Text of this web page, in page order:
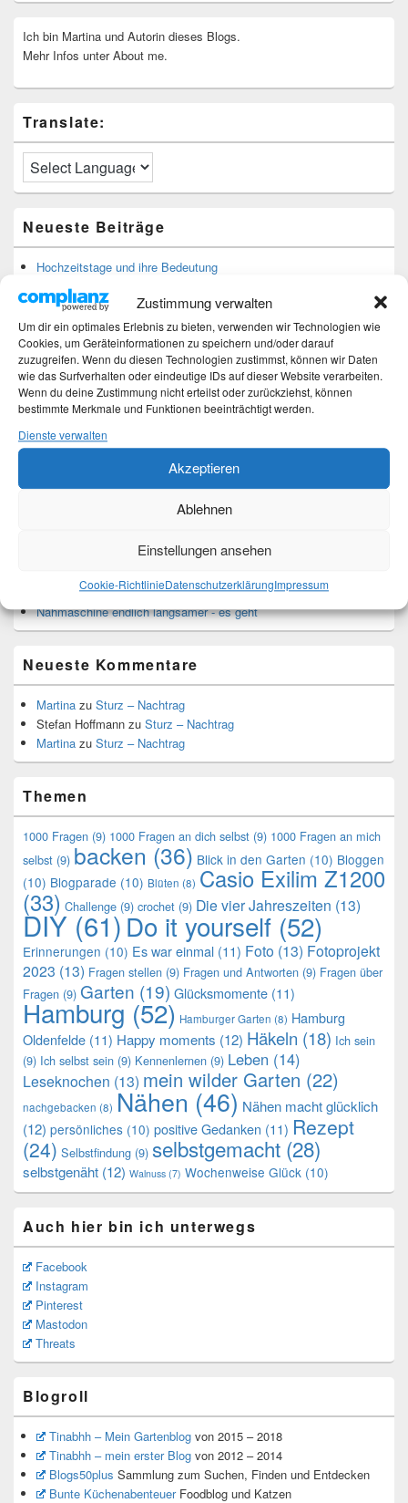
Zustimmung verwalten
Um dir ein optimales Erlebnis zu bieten, verwenden wir Technologien wie
Cookies, um Geräteinformationen zu speichern und/oder darauf
zuzugreifen. Wenn du diesen Technologien zustimmst, können wir Daten
wie das Surfverhalten oder eindeutige IDs auf dieser Website verarbeiten.
Wenn du deine Zustimmung nicht erteilst oder zurückziehst, können
bestimmte Merkmale und Funktionen beeinträchtigt werden.
Dienste verwalten
Akzeptieren
Ablehnen
Einstellungen ansehen
Cookie-RichtlinieDatenschutzerklärungImpressum
Ich bin Martina und Autorin dieses Blogs.
Mehr Infos unter About me.
Translate:
Neueste Beiträge
Hochzeitstage und ihre Bedeutung
Sturz – Nachtrag
Sturz mit Folgen
Gibt es was Neues?
Älter werden
Kategorien
Kategorien
Top-Beiträge und Top-Seiten
DIY - Projekt Kuscheldecke ist beendet
DIY - Leseknochen-Bezug
Nähmaschine endlich langsamer - es geht
Neueste Kommentare
Martina zu Sturz – Nachtrag
Stefan Hoffmann zu Sturz – Nachtrag
Martina zu Sturz – Nachtrag
Themen
1000 Fragen (9) 1000 Fragen an dich selbst (9) 1000 Fragen an mich
selbst (9) backen (36) Blick in den Garten (10) Bloggen
(10) Blogparade (10) Blüten (8) Casio Exilim Z1200
(33) Challenge (9) crochet (9) Die vier Jahreszeiten (13)
DIY (61)Do it yourself (52)
Erinnerungen (10) Es war einmal (11) Foto (13) Fotoprojekt
2023 (13) Fragen stellen (9) Fragen und Antworten (9) Fragen über
Fragen (9) Garten (19) Glücksmomente (11)
Hamburg (52) Hamburger Garten (8) Hamburg
Oldenfelde (11) Happy moments (12) Häkeln (18) Ich sein
(9) Ich selbst sein (9) Kennenlernen (9) Leben (14)
Leseknochen (13) mein wilder Garten (22)
nachgebacken (8) Nähen (46) Nähen macht glücklich
(12) persönliches (10) positive Gedanken (11) Rezept
(24) Selbstfindung (9) selbstgemacht (28)
selbstgenäht (12) Walnuss (7) Wochenweise Glück (10)
Auch hier bin ich unterwegs
Facebook
Instagram
Pinterest
Mastodon
Threats
Blogroll
Tinabhh – Mein Gartenblogvon 2015 – 2018
Tinabhh – mein erster Blogvon 2012 – 2014
Blogs50plus Sammlung zum Suchen, Finden und Entdecken
Bunte KüchenabenteuerFoodblog und Katzen